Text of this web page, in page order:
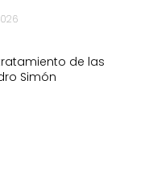
de las
Simón